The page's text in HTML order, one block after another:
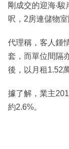
剛成交的迎海‧
呎，2房連儲物室
代理稱，客人鍾
套，而單位間隔
後，以月租1.52
據了解，業主
約2.6%。